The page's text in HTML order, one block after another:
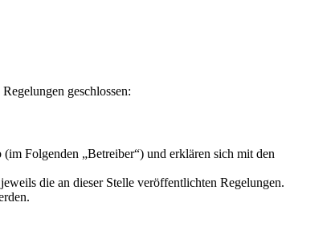
geschlossen:
Folgenden „Betreiber“) und erklären sich mit den
die an dieser Stelle veröffentlichten Regelungen.